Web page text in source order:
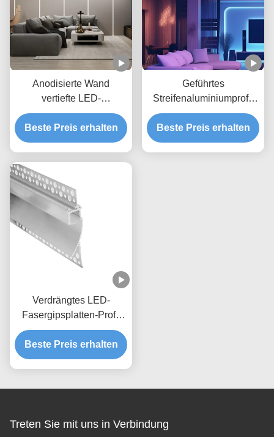
Anodisierte Wand
vertiefte LED-
Fasergipsplatten-Profil für
Gipswandtrockenmauer
Beste Preis erhalten
Geführtes
Streifenaluminiumprofil
mit PC Diffusor für Led
Fasergipsplattenprofil
Beste Preis erhalten
Verdrängtes LED-
Fasergipsplatten-Profil
mit PC-
Diffusorabdeckung
Beste Preis erhalten
Treten Sie mit uns in Verbindung